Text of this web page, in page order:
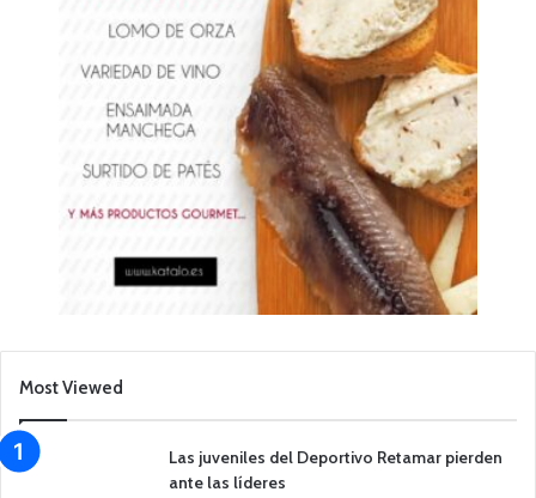
Most Viewed
Las juveniles del Deportivo Retamar pierden
ante las líderes